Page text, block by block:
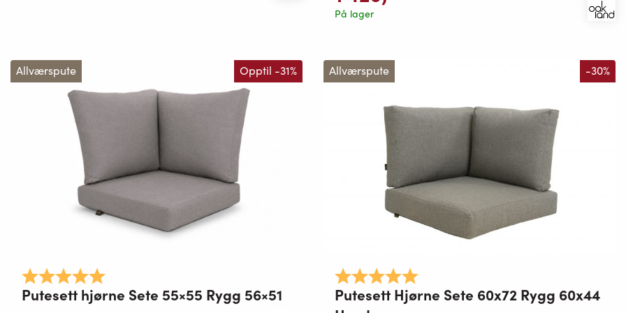
På lager
Allværspute Opptil -31%
Karakter:
Putesett hjørne Sete 55×55 Rygg 56×51
Allværspute -30%
Karakter: 5.0 av 5 mulige
Putesett Hjørne Sete 60x72 Rygg 60x44